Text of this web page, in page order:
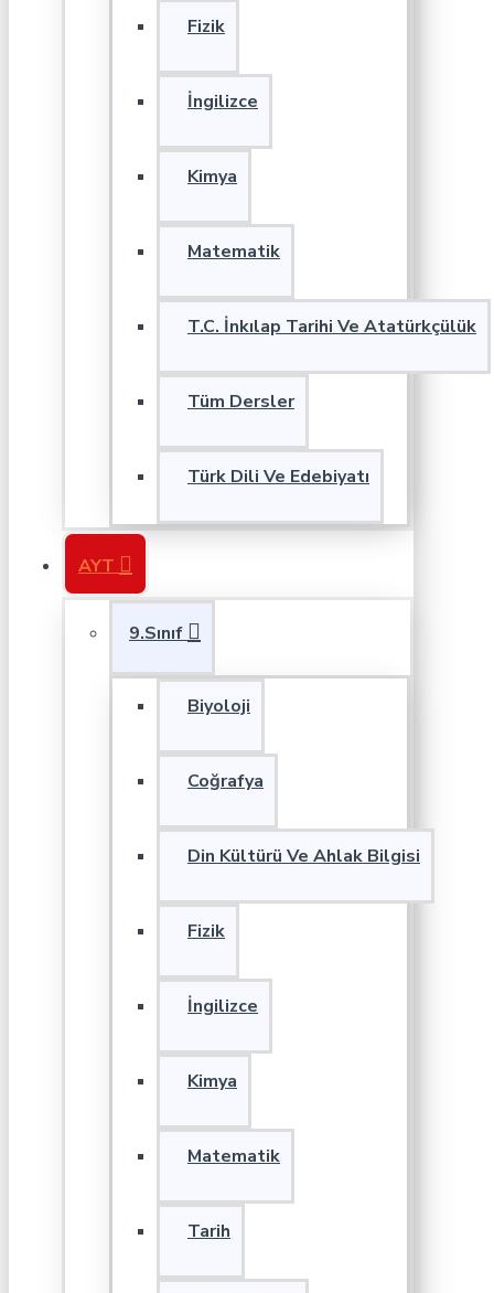
Fizik
İngilizce
Kimya
Matematik
T.C. İnkılap Tarihi Ve Atatürkçülük
Tüm Dersler
Türk Dili Ve Edebiyatı
AYT
9.Sınıf
Biyoloji
Coğrafya
Din Kültürü Ve Ahlak Bilgisi
Fizik
İngilizce
Kimya
Matematik
Tarih